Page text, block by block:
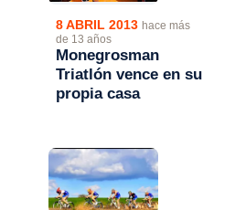
8 ABRIL 2013 hace más
de 13 años
Monegrosman
Triatlón vence en su
propia casa